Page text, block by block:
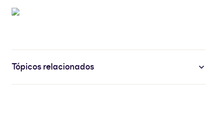
Tópicos relacionados